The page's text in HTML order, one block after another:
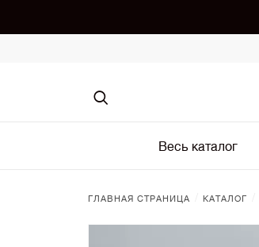
Весь каталог
ГЛАВНАЯ СТРАНИЦА КАТАЛОГ